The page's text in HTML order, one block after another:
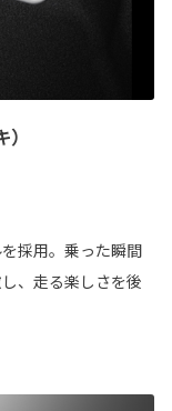
採用。乗った瞬間
、走る楽しさを後